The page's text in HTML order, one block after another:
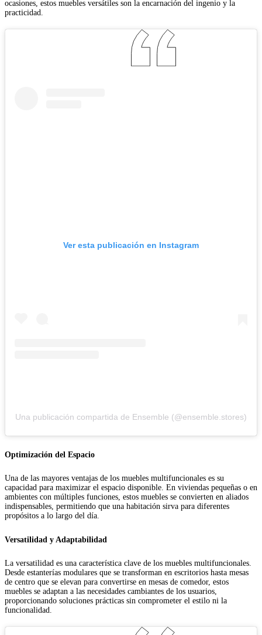
ocasiones, estos muebles versátiles son la encarnación del ingenio y la
practicidad.
Ver esta publicación en Instagram
Una publicación compartida de Ensemble (@ensemble.stores)
Optimización del Espacio
Una de las mayores ventajas de los muebles multifuncionales es su
capacidad para maximizar el espacio disponible. En viviendas pequeñas o en
ambientes con múltiples funciones, estos muebles se convierten en aliados
indispensables, permitiendo que una habitación sirva para diferentes
propósitos a lo largo del día.
Versatilidad y Adaptabilidad
La versatilidad es una característica clave de los muebles multifuncionales.
Desde estanterías modulares que se transforman en escritorios hasta mesas
de centro que se elevan para convertirse en mesas de comedor, estos
muebles se adaptan a las necesidades cambiantes de los usuarios,
proporcionando soluciones prácticas sin comprometer el estilo ni la
funcionalidad.